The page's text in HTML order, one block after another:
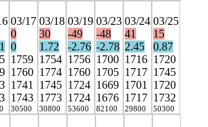
03/17
0
0
1759
1760
1741
1743
30500
03/18
30
1.72
1754
1774
1745
1773
30800
03/19
-49
-2.76
1756
1760
1724
1724
53600
03/23
-48
-2.78
1700
1705
1669
1676
82100
03/24
41
2.45
1716
1717
1701
1717
29800
03/25
15
0.87
1720
1745
1720
1732
50300